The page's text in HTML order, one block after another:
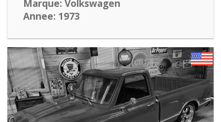
Marque: Volkswagen
Annee: 1973